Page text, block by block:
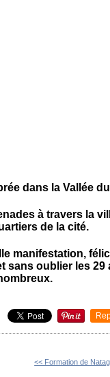
dans la Vallée
à travers la
de la cité.
manifestation,
sans oublier les
<< Formation de